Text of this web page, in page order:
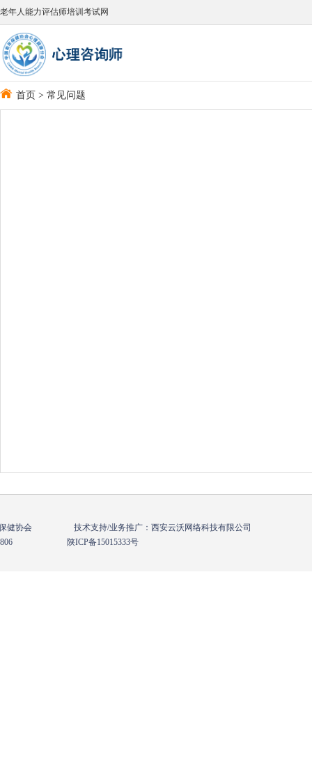
老年人能力评估师培训考试网
首页 > 常见问题
保健协会 技术支持/业务推广：西安云沃网络科技有限公司
836-0806 陕ICP备15015333号